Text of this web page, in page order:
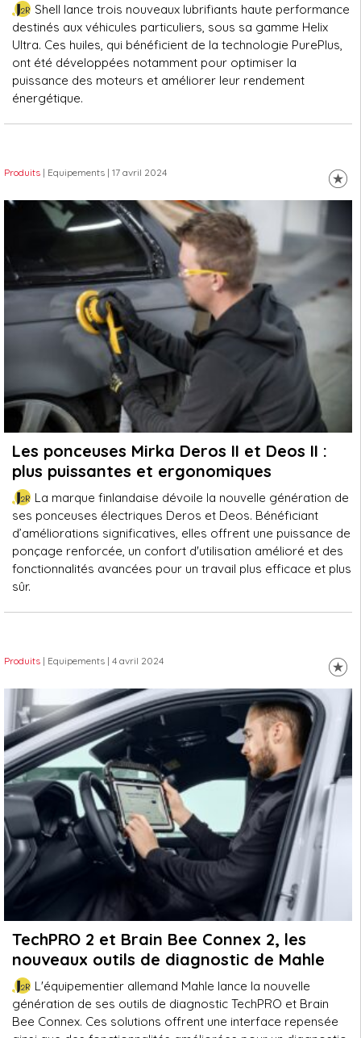
Shell lance trois nouveaux lubrifiants haute performance
destinés aux véhicules particuliers, sous sa gamme Helix
Ultra. Ces huiles, qui bénéficient de la technologie PurePlus,
ont été développées notamment pour optimiser la
puissance des moteurs et améliorer leur rendement
énergétique.
Produits | Equipements | 17 avril 2024
Les ponceuses Mirka Deros II et Deos II :
plus puissantes et ergonomiques
La marque finlandaise dévoile la nouvelle génération de
ses ponceuses électriques Deros et Deos. Bénéficiant
d’améliorations significatives, elles offrent une puissance de
ponçage renforcée, un confort d'utilisation amélioré et des
fonctionnalités avancées pour un travail plus efficace et plus
sûr.
Produits | Equipements | 4 avril 2024
TechPRO 2 et Brain Bee Connex 2, les
nouveaux outils de diagnostic de Mahle
L'équipementier allemand Mahle lance la nouvelle
génération de ses outils de diagnostic TechPRO et Brain
Bee Connex. Ces solutions offrent une interface repensée